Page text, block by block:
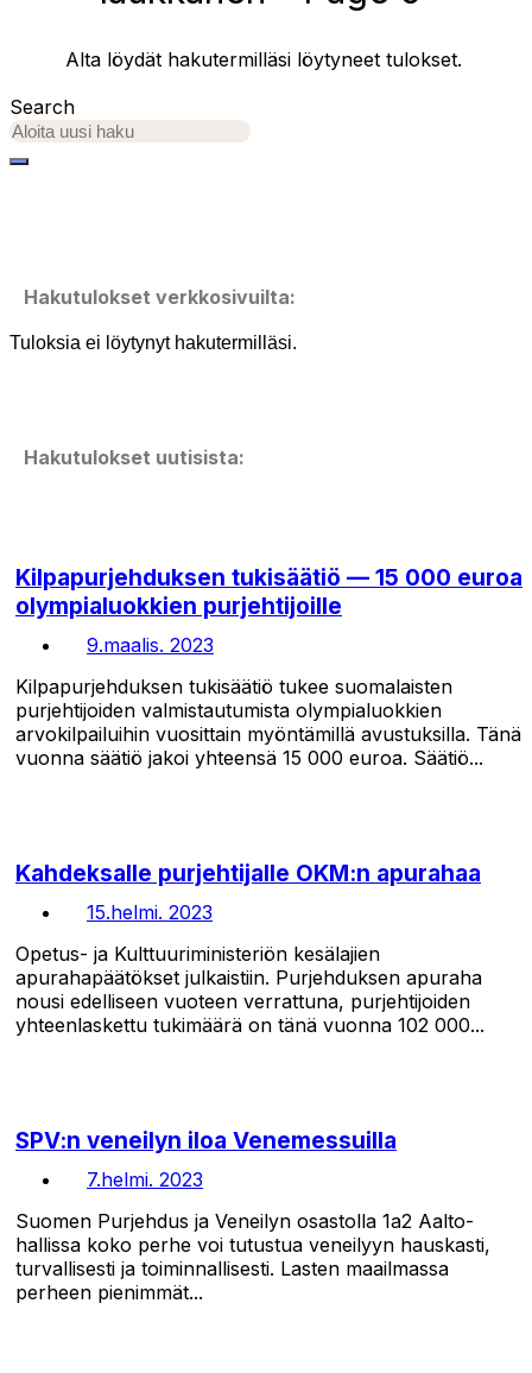
Alta löydät hakutermilläsi löytyneet tulokset.
Search
Hakutulokset verkkosivuilta:
Tuloksia ei löytynyt hakutermilläsi.
Hakutulokset uutisista:
Kilpapurjehduksen tukisäätiö — 15 000 euroa
olympialuokkien purjehtijoille
9.maalis. 2023
Kilpapurjehduksen tukisäätiö tukee suomalaisten
purjehtijoiden valmistautumista olympialuokkien
arvokilpailuihin vuosittain myöntämillä avustuksilla. Tänä
vuonna säätiö jakoi yhteensä 15 000 euroa. Säätiö...
Kahdeksalle purjehtijalle OKM:n apurahaa
15.helmi. 2023
Opetus- ja Kulttuuriministeriön kesälajien
apurahapäätökset julkaistiin. Purjehduksen apuraha
nousi edelliseen vuoteen verrattuna, purjehtijoiden
yhteenlaskettu tukimäärä on tänä vuonna 102 000...
SPV:n veneilyn iloa Venemessuilla
7.helmi. 2023
Suomen Purjehdus ja Veneilyn osastolla 1a2 Aalto-
hallissa koko perhe voi tutustua veneilyyn hauskasti,
turvallisesti ja toiminnallisesti. Lasten maailmassa
perheen pienimmät...